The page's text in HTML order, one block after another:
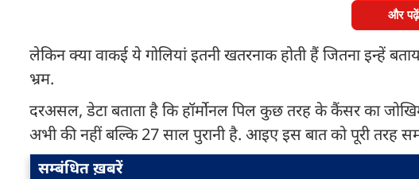
और पढ़ें
लेकिन क्या वाकई ये गोलियां इतनी खतरनाक होती हैं जितना इन्हें
भ्रम.
दरअसल, डेटा बताता है कि हॉर्मोनल पिल कुछ तरह के कैंसर का
अभी की नहीं बल्कि 27 साल पुरानी है. आइए इस बात को पूरी तरह
सम्बंधित ख़बरें